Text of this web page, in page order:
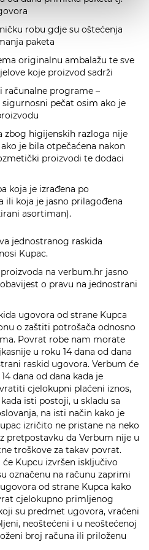
robu gdje su oštećenja
paketa
originalnu ambalažu te sve
koje proizvod sadrži
računalne programe –
pečat osim ako je
zbog higijenskih razloga nije
je bila otpečaćena nakon
proizvodi te dodaci
koja je izrađena po
ili koja je jasno prilagođena
asortiman).
jednostranog raskida
Kupac.
na verbum.hr jasno
o pravu na jednostrani
ugovora od strane Kupca
o zaštiti potrošača odnosno
Povrat robe nam morate
u roku 14 dana od dana
raskid ugovora. Verbum će
dana od dana kada je
cjelokupni plaćeni iznos,
isti postoji, u skladu sa
na isti način kako je
izričito ne pristane na neko
pretpostavku da Verbum nije u
troškove za takav povrat.
Kupcu izvršen isključivo
označenu na računu zaprimi
od strane Kupca kako
cjelokupno primljenog
su predmet ugovora, vraćeni
neoštećeni i u neoštećenoj
broj računa ili priloženu